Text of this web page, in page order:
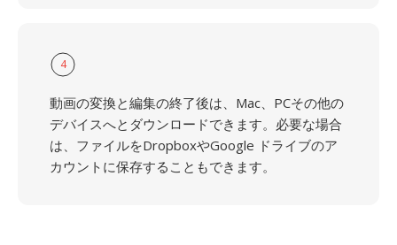
4
動画の変換と編集の終了後は、Mac、PCその他の
デバイスへとダウンロードできます。必要な場合
は、ファイルをDropboxやGoogle ドライブのア
カウントに保存することもできます。